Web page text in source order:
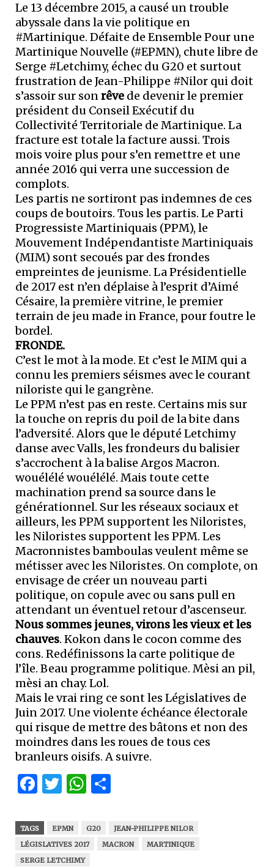
Le 13 décembre 2015, a causé un trouble
abyssale dans la vie politique en
#Martinique. Défaite de Ensemble Pour une
Martinique Nouvelle (#EPMN), chute libre de
Serge #Letchimy, échec du G20 et surtout
frustration de Jean-Philippe #Nilor qui doit
s’assoir sur sonrêve de devenir le premier
président du Conseil Exécutif du
Collectivité Territoriale de Martinique. La
fracture est totale la facture aussi. Trois
mois voire plus pour s’en remettre et une
année 2016 qui verra une succession de
complots.
Les partis ne sortiront pas indemnes de ces
coups de boutoirs. Tous les partis. Le Parti
Progressiste Martiniquais (PPM), le
Mouvement Indépendantiste Martiniquais
(MIM) sont secoués par des frondes
empreintes de jeunisme. La Présidentielle
de 2017 est n’en déplaise à l’esprit d’Aimé
Césaire, la première vitrine, le premier
terrain de jeu made in France, pour foutre le
bordel.
FRONDE.
C’est le mot à la mode. Et c’est le MIM qui a
connu les premiers séismes avec le courant
niloriste qui le gangrène.
Le PPM n’est pas en reste. Certains mis sur
la touche on repris du poil de la bite dans
l’adversité. Alors que le député Letchimy
danse avec Valls, les frondeurs du balisier
s’accrochent à la balise Argos Macron.
wouélélé wouélélé. Mais toute cette
machination prend sa source dans le
générationnel. Sur les réseaux sociaux et
ailleurs, les PPM supportent les Niloristes,
les Niloristes supportent les PPM. Les
Macronnistes bamboulas veulent même se
métisser avec les Niloristes. On complote, on
envisage de créer un nouveau parti
politique, on copule avec ou sans pull en
attendant un éventuel retour d’ascenseur.
Nous sommes jeunes, virons les vieux et les
chauves. Kokon dans le cocon comme des
cons. Redéfinissons la carte politique de
l’île. Beau programme politique. Mèsi an pil,
mèsi an chay. Lol.
Mais le vrai ring ce sont les Législatives de
Juin 2017. Une violente échéance électorale
qui risque de mettre des bâtons et non des
moindres dans les roues de tous ces
branleurs oisifs. A suivre.
Facebook
Twitter
WhatsApp
TAGS EPMN G20
JEAN-PHILIPPE NILOR
LÉGISLATIVES 2017
MACRON
MARTINIQUE
SERGE LETCHIMY